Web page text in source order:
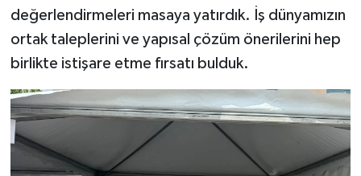
değerlendirmeleri masaya yatırdık. İş dünyamızın
ortak taleplerini ve yapısal çözüm önerilerini hep
birlikte istişare etme fırsatı bulduk.